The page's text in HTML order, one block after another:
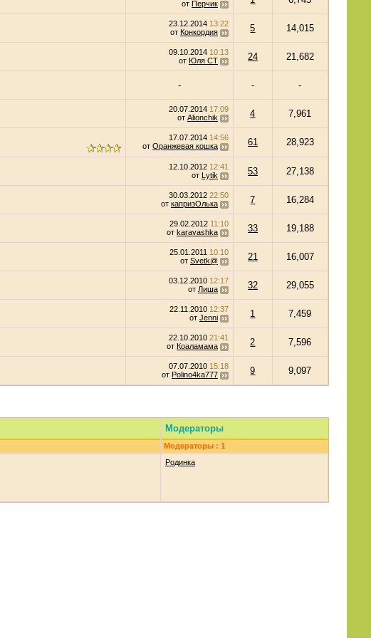
от Перчик
23.12.2014 13:22
от Конкордия 5 14,015
09.10.2014 10:13
от Юля СТ 24 21,682
- - -
20.07.2014 17:09
от Alionchik 4 7,961
17.07.2014 14:56
от Оранжевая кошка 61 28,923
12.10.2012 12:41
от Lytik 53 27,138
30.03.2012 22:50
от капризОлька 7 16,284
29.02.2012 11:10
от karavashka 33 19,188
25.01.2011 10:10
от Svetk@ 21 16,007
03.12.2010 12:17
от Лиша 32 29,055
22.11.2010 12:37
от Jenni 1 7,459
22.10.2010 21:41
от Коаламама 2 7,596
07.07.2010 15:18
от Polino4ka777 9 9,097
Модераторы
Модераторы : 1
Родинка